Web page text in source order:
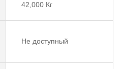
42,000 Кг
Не доступный